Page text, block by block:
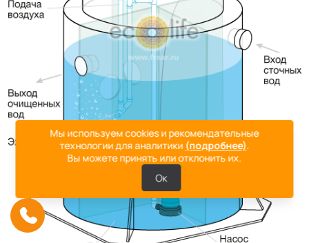
Мы используем cookies и рекомендательные
технологии для аналитики (подробнее).
Вы можете принять или отклонить их.
Ок